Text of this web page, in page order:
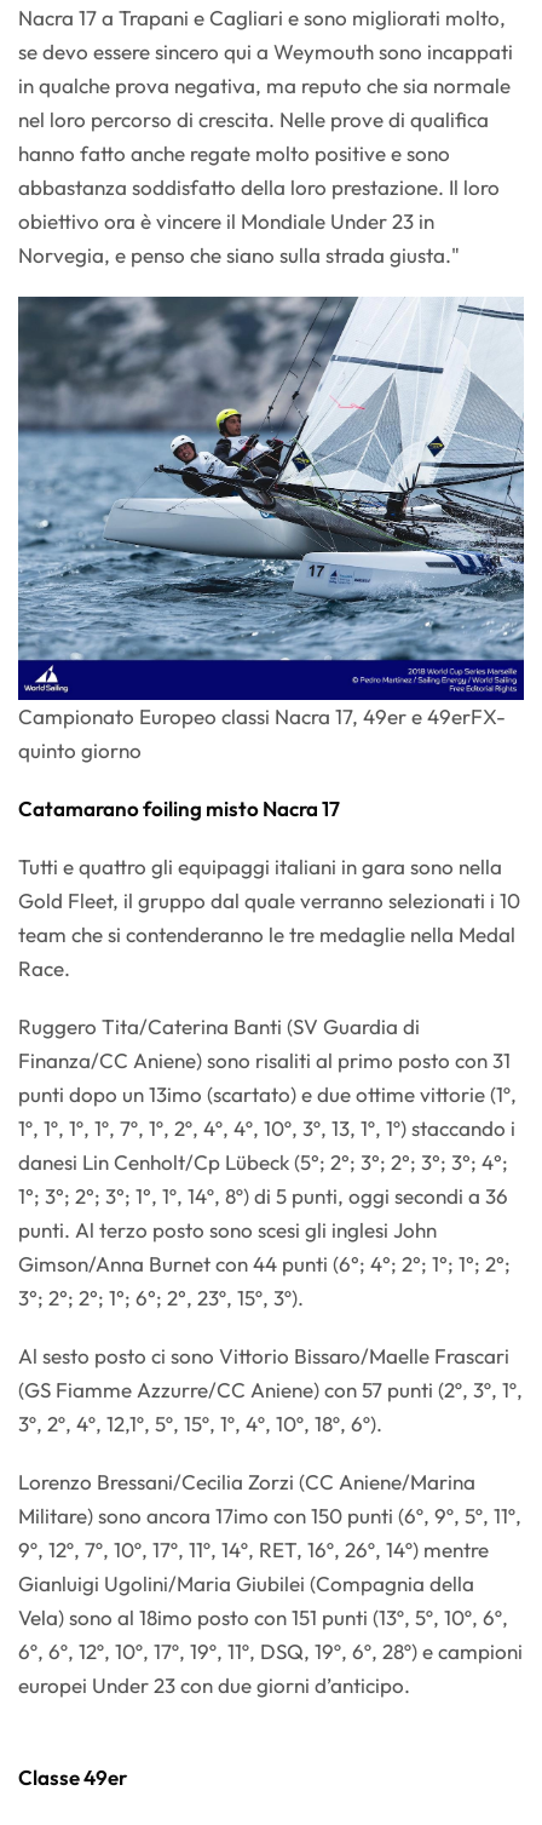
Nacra 17 a Trapani e Cagliari e sono migliorati molto,
se devo essere sincero qui a Weymouth sono incappati
in qualche prova negativa, ma reputo che sia normale
nel loro percorso di crescita. Nelle prove di qualifica
hanno fatto anche regate molto positive e sono
abbastanza soddisfatto della loro prestazione. Il loro
obiettivo ora è vincere il Mondiale Under 23 in
Norvegia, e penso che siano sulla strada giusta."
Campionato Europeo classi Nacra 17, 49er e 49erFX-
quinto giorno
Catamarano foiling misto Nacra 17
Tutti e quattro gli equipaggi italiani in gara sono nella
Gold Fleet, il gruppo dal quale verranno selezionati i 10
team che si contenderanno le tre medaglie nella Medal
Race.
Ruggero Tita/Caterina Banti (SV Guardia di
Finanza/CC Aniene) sono risaliti al primo posto con 31
punti dopo un 13imo (scartato) e due ottime vittorie (1º,
1º, 1º, 1º, 1º, 7º, 1º, 2º, 4º, 4º, 10º, 3º, 13, 1º, 1º) staccando i
danesi Lin Cenholt/Cp Lübeck (5°; 2°; 3°; 2°; 3°; 3°; 4°;
1°; 3°; 2°; 3°; 1°, 1º, 14º, 8º) di 5 punti, oggi secondi a 36
punti. Al terzo posto sono scesi gli inglesi John
Gimson/Anna Burnet con 44 punti (6°; 4°; 2°; 1°; 1°; 2°;
3°; 2°; 2°; 1°; 6°; 2°, 23º, 15º, 3º).
Al sesto posto ci sono Vittorio Bissaro/Maelle Frascari
(GS Fiamme Azzurre/CC Aniene) con 57 punti (2º, 3º, 1º,
3º, 2º, 4º, 12,1º, 5º, 15º, 1º, 4º, 10º, 18º, 6º).
Lorenzo Bressani/Cecilia Zorzi (CC Aniene/Marina
Militare) sono ancora 17imo con 150 punti (6º, 9º, 5º, 11º,
9º, 12º, 7º, 10º, 17º, 11º, 14º, RET, 16º, 26º, 14º) mentre
Gianluigi Ugolini/Maria Giubilei (Compagnia della
Vela) sono al 18imo posto con 151 punti (13º, 5º, 10º, 6º,
6º, 6º, 12º, 10º, 17º, 19º, 11º, DSQ, 19º, 6º, 28º) e campioni
europei Under 23 con due giorni d’anticipo.
Classe 49er